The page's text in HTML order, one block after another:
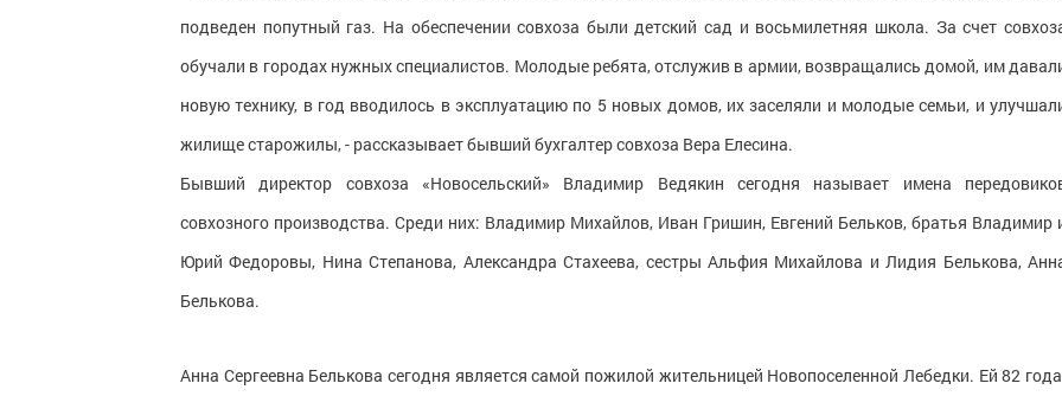
подведен попутный газ. На обеспечении совхоза были детский сад и восьмилетняя школа. За счет
обучали в городах нужных специалистов. Молодые ребята, отслужив в армии, возвращались домой, им
новую технику, в год вводилось в эксплуатацию по 5 новых домов, их заселяли и молодые семьи, и
жилище старожилы, - рассказывает бывший бухгалтер совхоза Вера Елесина.
Бывший директор совхоза «Новосельский» Владимир Ведякин сегодня называет имена
совхозного производства. Среди них: Владимир Михайлов, Иван Гришин, Евгений Бельков, братья Владимир
Юрий Федоровы, Нина Степанова, Александра Стахеева, сестры Альфия Михайлова и Лидия Белькова,
Белькова.
Анна Сергеевна Белькова сегодня является самой пожилой жительницей Новопоселенной Лебедки. Ей 82